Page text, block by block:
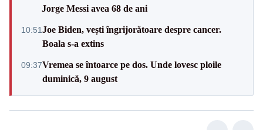
Jorge Messi avea 68 de ani
10:51Joe Biden, vești îngrijorătoare despre cancer.
Boala s-a extins
09:37Vremea se întoarce pe dos. Unde lovesc ploile
duminică, 9 august